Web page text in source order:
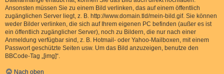
Ansonsten müssen Sie zu einem Bild verlinken, das auf einem öffentlich
zugänglichen Server liegt, z. B. http://www.domain.tld/mein-bild.gif. Sie können
weder Bilder verlinken, die sich auf Ihrem eigenen PC befinden (außer es ist
ein öffentlich zugänglicher Server), noch zu Bildern, die nur nach einer
Anmeldung verfügbar sind, z. B. Hotmail- oder Yahoo-Mailboxen, mit einem
Passwort geschützte Seiten usw. Um das Bild anzuzeigen, benutze den
BBCode-Tag „[img]“.
Nach oben